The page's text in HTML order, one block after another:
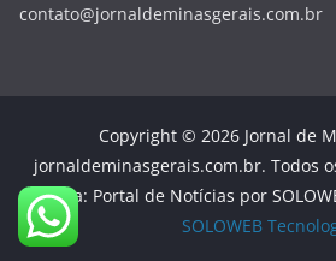
contato@jornaldeminasgerais.com.br
Copyright © 2026 Jornal de
jornaldeminasgerais.com.br. Todos
Tema: Portal de Notícias por
SOLOWEB